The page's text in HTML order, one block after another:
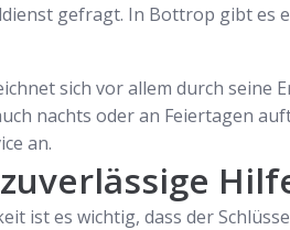
gefragt. In Bottrop gibt es
sich vor allem durch seine
nachts oder an Feiertagen
an.
ist es wichtig, dass der